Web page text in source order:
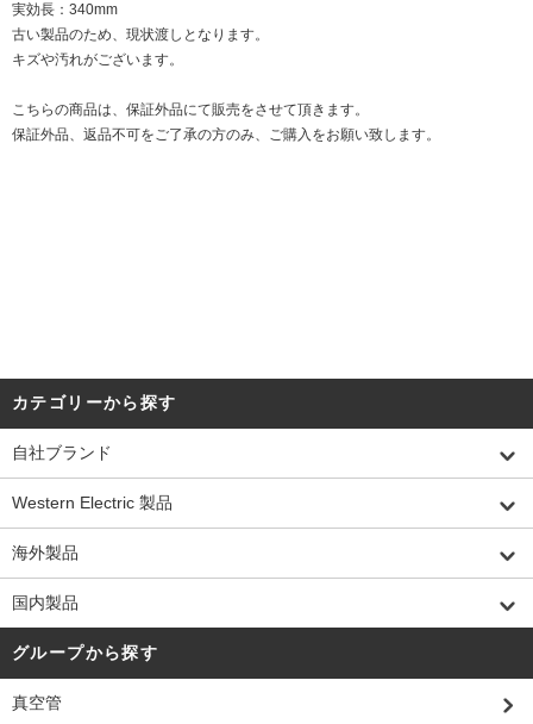
実効長：340mm
古い製品のため、現状渡しとなります。
キズや汚れがございます。
こちらの商品は、保証外品にて販売をさせて頂きます。
保証外品、返品不可をご了承の方のみ、ご購入をお願い致します。
カテゴリーから探す
自社ブランド
Western Electric 製品
海外製品
国内製品
グループから探す
真空管